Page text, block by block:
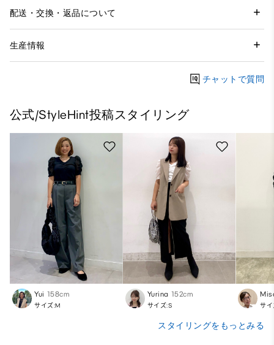
配送・交換・返品について
生産情報
チャットで質問
公式/StyleHint投稿スタイリング
Yui 158cm
サイズ:M
Yurina 152cm
サイズ:S サ
スタイリングをもっとみる